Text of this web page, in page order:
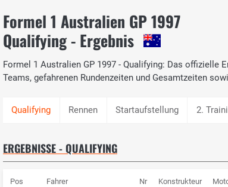
Formel 1 Australien GP 1997
Qualifying - Ergebnis
Formel 1 Australien GP 1997 - Qualifying: Das offizielle
Teams, gefahrenen Rundenzeiten und Gesamtzeiten
Rennen Startaufstellung 2.
ERGEBNISSE - QUALIFYING
Pos Fahrer Nr Konstrukteur